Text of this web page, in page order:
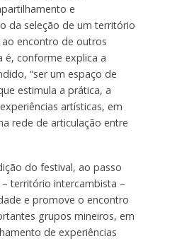
e
da seleção de um território
encontro de outros
conforme explica a
“ser um espaço de
estimula a prática, a
artísticas, em
rede de articulação entre
do festival, ao passo
território intercambista –
e promove o encontro
grupos mineiros, em
de experiências